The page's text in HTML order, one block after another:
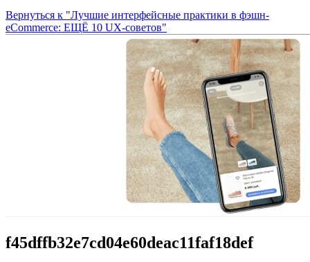
Вернуться к "Лучшие интерфейсные практики в фэшн-
eCommerce: ЕЩЁ 10 UX-советов"
f45dffb32e7cd04e60deac11faf18def